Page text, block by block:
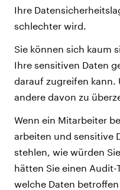
Ihre
schlechter wird.
Sie können sich kaum
Ihre sensitiven Daten
darauf zugreifen kann.
andere davon zu
Wenn ein Mitarbeiter
arbeiten und sensitive
stehlen, wie würden
hätten Sie einen Audit-
welche Daten